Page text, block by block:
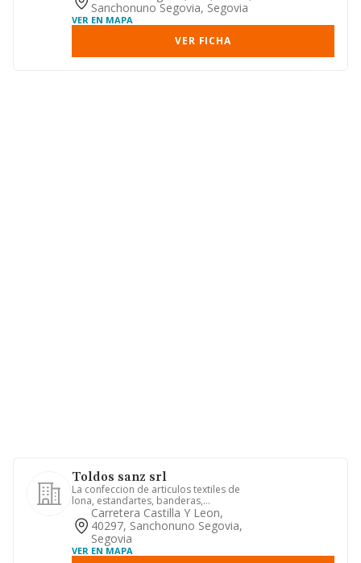
Sanchonuno Segovia, Segovia
VER EN MAPA
VER FICHA
Toldos sanz srl
La confeccion de articulos textiles de
lona, estandartes, banderas,
ornamentos eclesiasticos, insig...
Carretera Castilla Y Leon,
40297, Sanchonuno Segovia,
Segovia
VER EN MAPA